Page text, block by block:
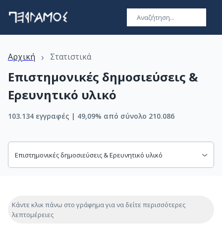
Αρχική › Στατιστικά
Επιστημονικές δημοσιεύσεις &
Ερευνητικό υλικό
103.134 εγγραφές | 49,09% από σύνολο 210.086
Επιστημονικές δημοσιεύσεις & Ερευνητικό υλικό
Κάντε κλικ πάνω στο γράφημα για να δείτε περισσότερες
λεπτομέρειες